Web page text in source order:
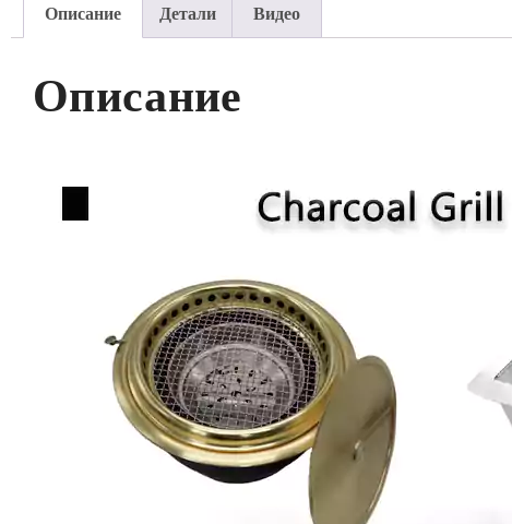
Описание Детали Видео
Описание